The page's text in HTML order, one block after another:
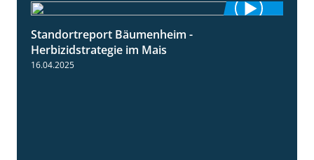
Standortreport Bäumenheim -
Herbizidstrategie im Mais
16.04.2025